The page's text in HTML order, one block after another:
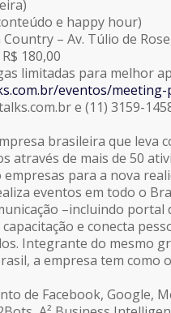
e happy hour)
– Av. Túlio de
180,00
limitadas para melhor
eventos/
e (11) 3159-
brasileira que leva
através de mais de 50
para a nova
eventos em todo o
–incluindo portal
e conecta
Integrante do mesmo
a empresa tem
de Facebook, Google,